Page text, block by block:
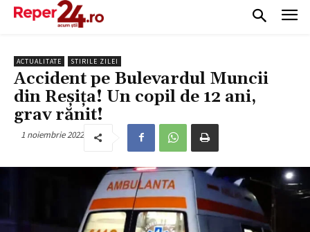
ACTUALITATE STIRILE ZILEI
Accident pe Bulevardul Muncii
din Reșița! Un copil de 12 ani,
grav rănit!
1 noiembrie 2022